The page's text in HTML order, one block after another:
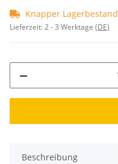
Knapper Lagerbestand
Lieferzeit:2 - 3 Werktage (DE)
Beschreibung